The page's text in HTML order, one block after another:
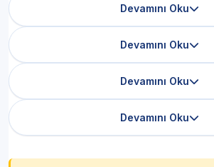
Devamını Oku
Devamını Oku
Devamını Oku
Devamını Oku